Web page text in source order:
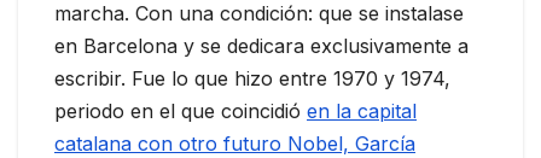
marcha. Con una condición: que se instalase
en Barcelona y se dedicara exclusivamente a
escribir. Fue lo que hizo entre 1970 y 1974,
periodo en el que coincidió en la capital
catalana con otro futuro Nobel, García